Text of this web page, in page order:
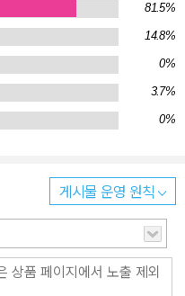
81.5%
14.8%
0%
3.7%
0%
게시물 운영 원칙